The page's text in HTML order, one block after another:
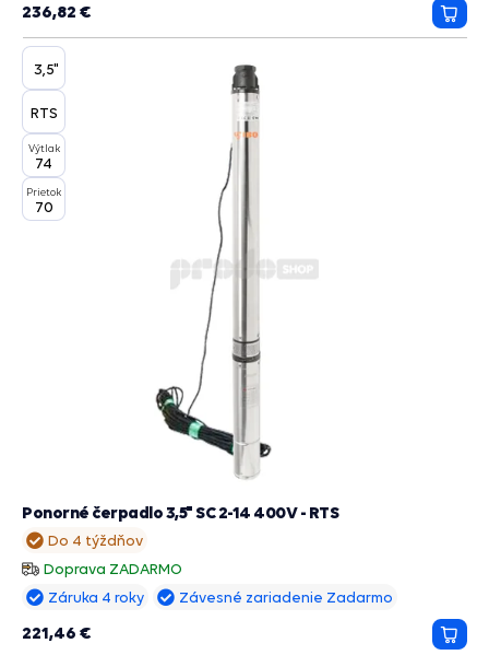
236,82 €
do
3,5"
RTS
Výtlak
74
Prietok
70
Do 4 týždňov
Doprava ZADARMO
Ponorné čerpadlo 3,5" SC 2-14 400V - RTS
Záruka 4 roky Závesné zariadenie Zadarmo
221,46 €